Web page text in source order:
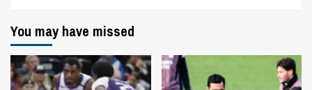
You may have missed